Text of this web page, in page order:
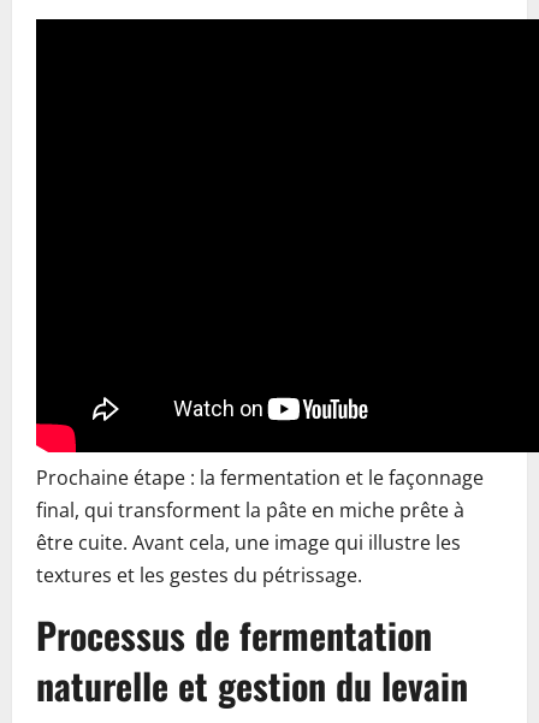
Prochaine étape : la fermentation et le façonnage
final, qui transforment la pâte en miche prête à
être cuite. Avant cela, une image qui illustre les
textures et les gestes du pétrissage.
Processus de fermentation
naturelle et gestion du levain